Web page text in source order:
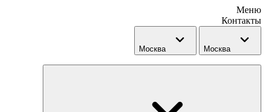
Меню
Контакты
Москва Москва